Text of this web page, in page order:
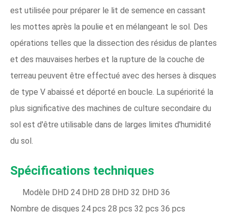
est utilisée pour préparer le lit de semence en cassant
les mottes après la poulie et en mélangeant le sol. Des
opérations telles que la dissection des résidus de plantes
et des mauvaises herbes et la rupture de la couche de
terreau peuvent être effectué avec des herses à disques
de type V abaissé et déporté en boucle. La supériorité la
plus significative des machines de culture secondaire du
sol est d'être utilisable dans de larges limites d'humidité
du sol.
Spécifications techniques
Modèle DHD 24 DHD 28 DHD 32 DHD 36
Nombre de disques 24 pcs 28 pcs 32 pcs 36 pcs